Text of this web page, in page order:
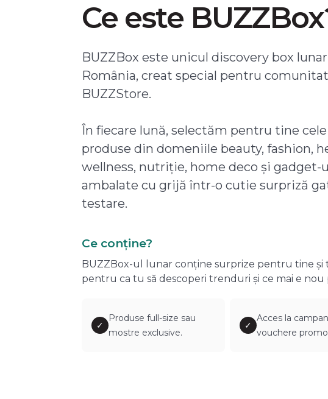
Ce este
BUZZBox este unicul discovery box
România, creat special pentru
BUZZStore.
În fiecare lună, selectăm pentru tine
produse din domeniile beauty, fashion,
wellness, nutriție, home deco și gadget-
ambalate cu grijă într-o cutie surpriză
testare.
Ce conține?
BUZZBox-ul lunar conține surprize pentru tine și
pentru ca tu să descoperi trenduri și ce mai e nou
✓
Produse full-size sau
mostre exclusive.
✓
Acces la
vouchere